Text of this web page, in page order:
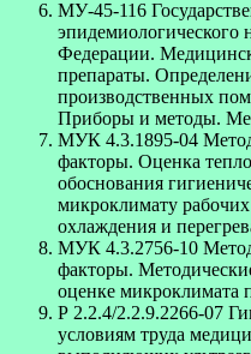
МУ-45-116
эпидемиологического
Федерации.
препараты.
производственных
Приборы и методы.
МУК 4.3.1895-04
факторы. Оценка
обоснования
микроклимату
охлаждения и
МУК 4.3.2756-10
факторы.
оценке микроклимата
Р 2.2.4/2.2.9.2266-07
условиям труда